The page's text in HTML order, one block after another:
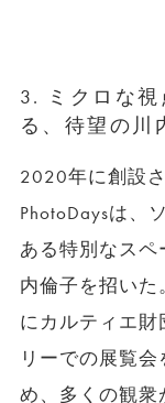
3. ミクロな
る、待望の川
2020年に創設
PhotoDaysは、
ある特別なスペ
内倫子を招い
にカルティエ財
リーでの展覧
め、多くの観衆